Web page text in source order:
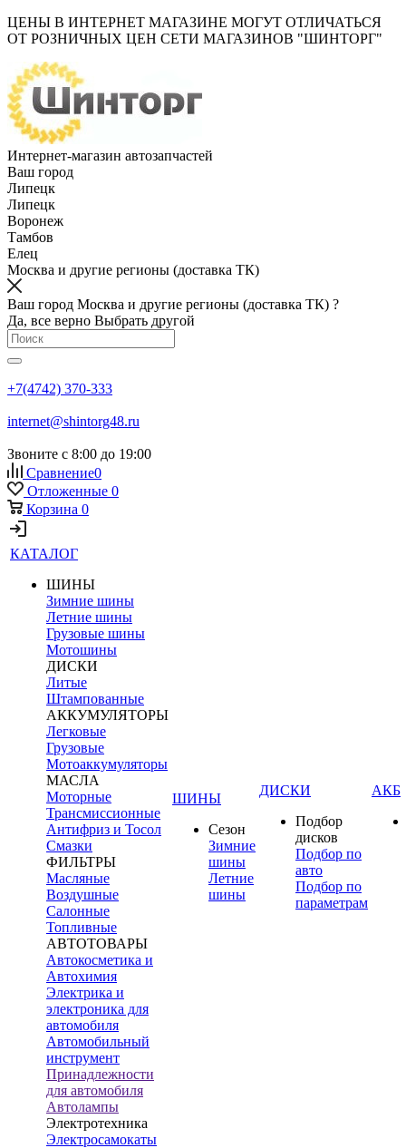
ЦЕНЫ В ИНТЕРНЕТ МАГАЗИНЕ МОГУТ ОТЛИЧАТЬСЯ
ОТ РОЗНИЧНЫХ ЦЕН СЕТИ МАГАЗИНОВ "ШИНТОРГ"
Интернет-магазин автозапчастей
Ваш город
Липецк
Липецк
Воронеж
Тамбов
Елец
Москва и другие регионы (доставка ТК)
Ваш город Москва и другие регионы (доставка ТК) ?
Да, все верно Выбрать другой
+7(4742) 370-333
internet@shintorg48.ru
Звоните с 8:00 до 19:00
Сравнение0
Отложенные 0
Корзина 0
КАТАЛОГ
ШИНЫ
Зимние шины
Летние шины
Грузовые шины
Мотошины
ДИСКИ
Литые
Штампованные
АККУМУЛЯТОРЫ
Легковые
Грузовые
Мотоаккумуляторы
МАСЛА
Моторные
Трансмиссионные
Антифриз и Тосол
Смазки
ФИЛЬТРЫ
Масляные
Воздушные
Салонные
Топливные
АВТОТОВАРЫ
Автокосметика и
Автохимия
Электрика и
электроника для
автомобиля
Автомобильный
инструмент
Принадлежности
для автомобиля
Автолампы
Электротехника
Электросамокаты
ШИНЫ
Сезон
Зимние
шины
Летние
шины
ДИСКИ
Подбор
дисков
Подбор по
авто
Подбор по
параметрам
АКБ